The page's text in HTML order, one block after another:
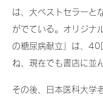
は、大ベストセラーと
がでている。オリジナ
の糖尿病献立」は、40
ね、現在でも書店に並
その後、日本医科大学